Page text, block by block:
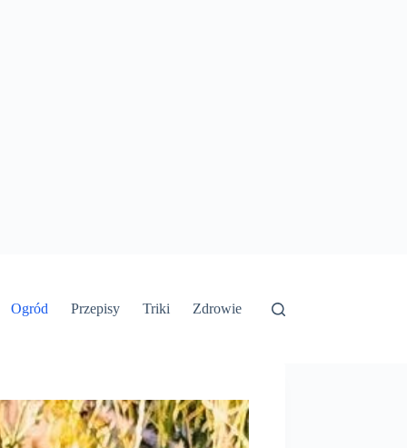
Ogród Przepisy Triki Zdrowie